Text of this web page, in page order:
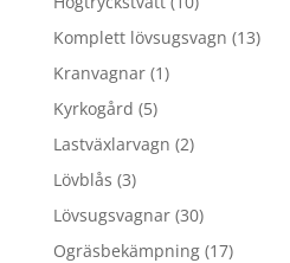
produkter
Komplett lövsugsvagn 1313
Kranvagnar 11
Kyrkogård 55
produkter
Lastväxlarvagn 22
Lövblås 33
produkter
Lövsugsvagnar 3030
produkter
Ogräsbekämpning 1717